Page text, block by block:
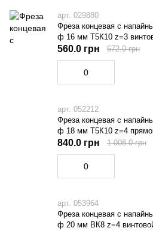
арт. 029880
Фреза концевая с
ф 16 мм Т5К10 z=3
560.0 грн 672.0 грн
арт. 052212
Фреза концевая с
ф 18 мм Т5К10 z=4
840.0 грн 1 008.0 грн
арт. 053964
Фреза концевая с
ф 20 мм ВК8 z=4